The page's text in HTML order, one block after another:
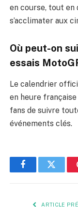
en course, tout en
s’acclimater aux
Où peut-on
essais
Le calendrier
en heure
fans de suivre
événements clés.
FacebookTwitter
ARTICLE